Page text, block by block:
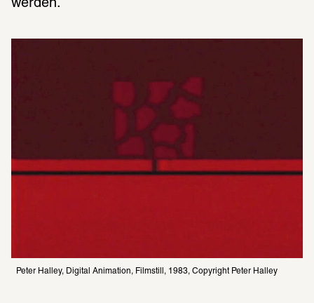
werden.
Peter Halley, Digital Animation, Filmstill, 1983, Copyright Peter Halley